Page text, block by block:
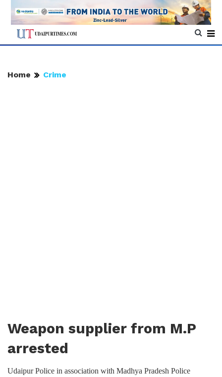
Home Crime
Weapon supplier from M.P
arrested
Udaipur Police in association with Madhya Pradesh Police